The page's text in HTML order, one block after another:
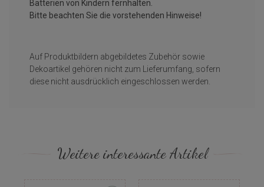
Batterien von Kindern fernhalten.
Bitte beachten Sie die vorstehenden Hinweise!
Auf Produktbildern abgebildetes Zubehör sowie
Dekoartikel gehören nicht zum Lieferumfang, sofern
diese nicht ausdrücklich eingeschlossen werden.
Weitere interessante Artikel